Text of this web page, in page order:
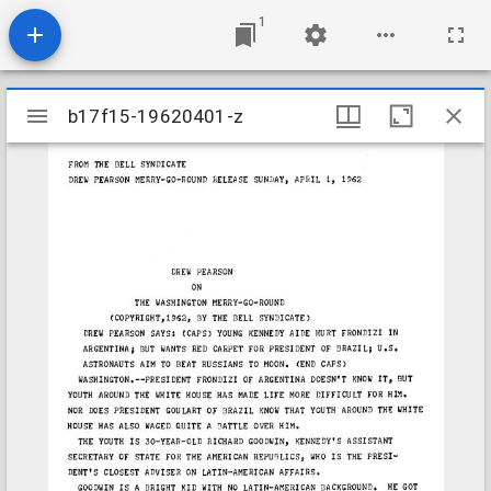
1
Mirador
viewer
b17f15-19620401-z
b17f15-19620401-z